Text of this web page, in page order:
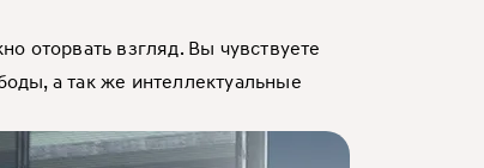
оторвать взгляд. Вы чувствуете
а так же интеллектуальные